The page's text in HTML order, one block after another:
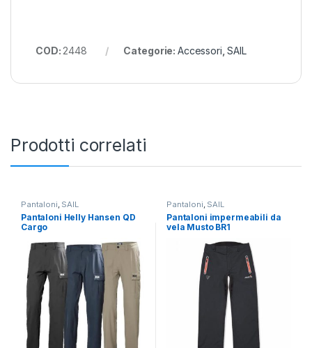
COD:2448 Categorie: Accessori,SAIL
Prodotti correlati
Pantaloni, SAIL
Pantaloni Helly Hansen QD
Cargo
Pantaloni, SAIL
Pantaloni impermeabili da
vela Musto BR1